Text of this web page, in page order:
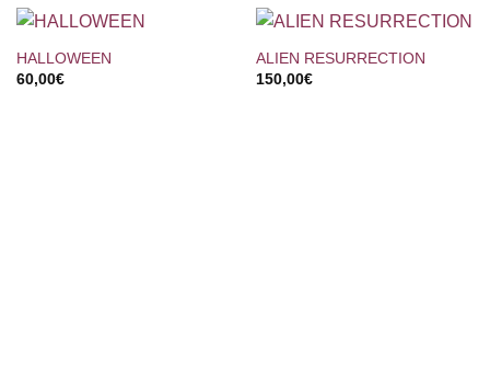
HALLOWEEN
60,00€
ALIEN RESURRECTION
150,00€